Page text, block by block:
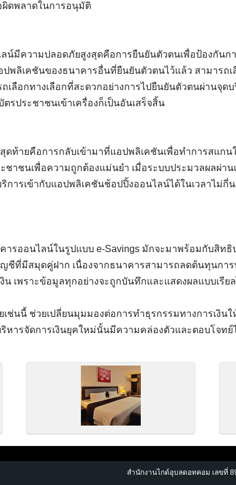
ผิดพลาดในการอนุมัติ
มีความปลอดภัยสูงสุดคือการยืนยันตัวตนเพื่อป้องกันก
ปพลิเคชันของธนาคารอื่นที่ยืนยันตัวตนไว้แล้ว สามาร
ลือกทางเลือกที่สะดวกอย่างการไปยืนยันตัวตนผ่านจุด
รประชาชนเข้าเครื่องก็เป็นอันเสร็จสิ้น
ท้ายคือการกลับเข้ามาที่แอปพลิเคชันเพื่อทำการสแกน
ชาชนเพื่อความถูกต้องแม่นยำ เมื่อระบบประมวลผลผ่
ารเข้ากับแอปพลิเคชันช้อปปิ้งออนไลน์ได้ในเวลาไม่กี่
ารออนไลน์ในรูปแบบ e-Savings มักจะมาพร้อมกับสิ
ชีที่มีสมุดคู่ฝาก เนื่องจากธนาคารสามารถลดต้นทุนกา
น เพราะข้อมูลทุกอย่างจะถูกบันทึกและแสดงผลแบบเรี
ช่นนี้ ช่วยเปลี่ยนมุมมองต่อการทำธุรกรรมทางการเงิน
หารจัดการเงินยุคใหม่นั้นมีความคล่องตัวและตอบโจท
สำนักงานไกด์อุบลดอทคอม เลขที่